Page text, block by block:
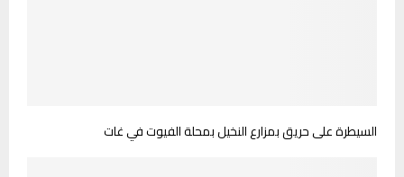
السيطرة على حريق بمزارع النخيل بمحلة الفيوت في غات